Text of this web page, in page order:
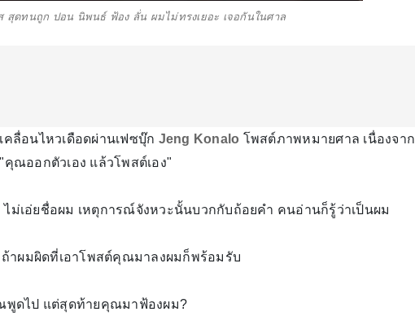
สุดทนถูก ปอน นิพนธ์ ฟ้อง ลั่น ผมไม่ทรงเยอะ เจอกันในศาล
คลื่อนไหวเดือดผ่านเฟซบุ๊ก Jeng Konalo โพสต์ภาพหมายศาล เนื่องจาก
คุณออกตัวเอง แล้วโพสต์เอง"
ม่เอ่ยชื่อผม เหตุการณ์จังหวะนั้นบวกกับถ้อยคำ คนอ่านก็รู้ว่าเป็นผม
าผมผิดที่เอาโพสต์คุณมาลงผมก็พร้อมรับ
ดไป แต่สุดท้ายคุณมาฟ้องผม?